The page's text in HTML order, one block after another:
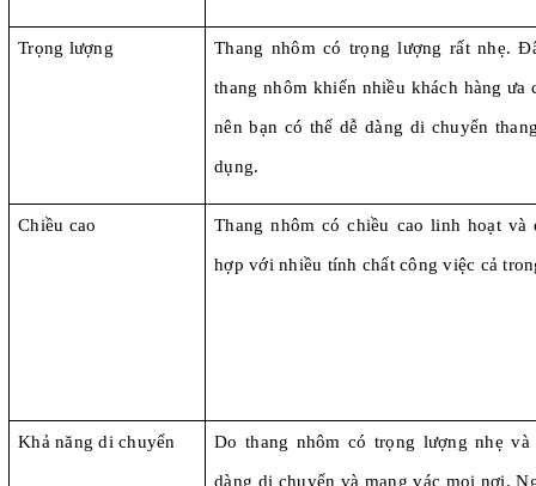
Trọng lượng Thang nhôm có trọng lượng rất nhẹ.
thang nhôm khiến nhiều khách hàng
nên bạn có thể dễ dàng di chuyển
dụng.
Chiều cao Thang nhôm có chiều cao linh hoạt và
hợp với nhiều tính chất công việc cả
Khả năng di chuyển Do thang nhôm có trọng lượng nhẹ
dàng di chuyển và mang vác mọi nơi.